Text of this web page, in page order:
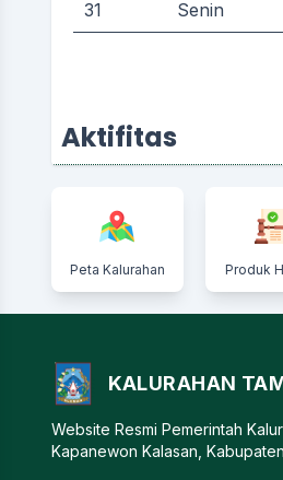
31 Senin
Aktifitas
Peta Kalurahan Produk
KALURAHAN
Website Resmi Pemerintah
Kapanewon Kalasan,